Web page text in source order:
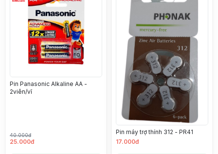
Pin Panasonic Alkaline AA -
2viên/vĩ
40.000đ
25.000đ
Pin máy trợ thính 312 - PR41
17.000đ